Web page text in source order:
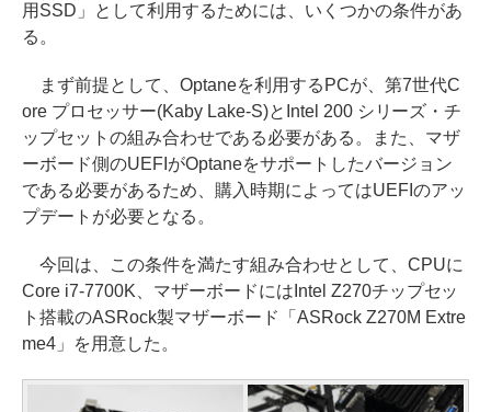
用SSD」として利用するためには、いくつかの条件があ
る。
まず前提として、Optaneを利用するPCが、第7世代C
ore プロセッサー(Kaby Lake-S)とIntel 200 シリーズ・チ
ップセットの組み合わせである必要がある。また、マザ
ーボード側のUEFIがOptaneをサポートしたバージョン
である必要があるため、購入時期によってはUEFIのアッ
プデートが必要となる。
今回は、この条件を満たす組み合わせとして、CPUに
Core i7-7700K、マザーボードにはIntel Z270チップセッ
ト搭載のASRock製マザーボード「ASRock Z270M Extre
me4」を用意した。